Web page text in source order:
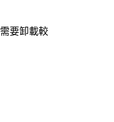
要卸載較